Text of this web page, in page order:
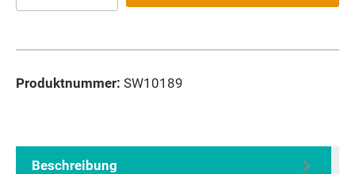
Produktnummer: SW10189
Beschreibung